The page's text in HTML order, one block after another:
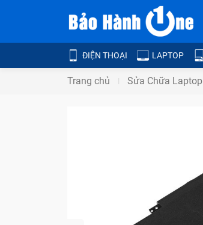
ĐIỆN THOẠI LAPTOP
Trang chủ Sửa Chữa Laptop